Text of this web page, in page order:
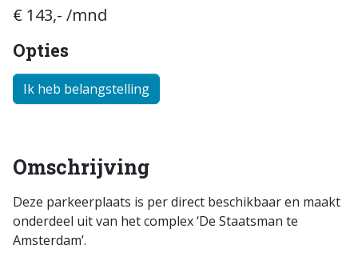
€ 143,- /mnd
Opties
Ik heb belangstelling
Omschrijving
Deze parkeerplaats is per direct beschikbaar en maakt
onderdeel uit van het complex ‘De Staatsman te
Amsterdam’.